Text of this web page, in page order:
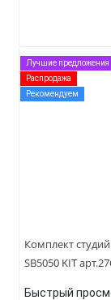
Лучшие предложения
Распродажа
Рекомендуем
Комплект
SB5050 KIT
Быстрый